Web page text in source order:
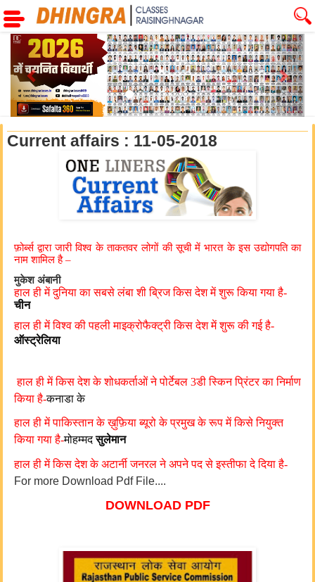
Previous Next
Current affairs : 11-05-2018
फ़ोर्ब्स द्वारा जारी विश्व के ताकतवर लोगों की सूची में भारत के इस उद्योगपति का
नाम शामिल है –
मुकेश अंबानी
हाल ही में दुनिया का सबसे लंबा शी ब्रिज किस देश में शुरू किया गया है-
चीन
हाल ही में विश्व की पहली माइक्रोफैक्ट्री किस देश में शुरू की गई है-
ऑस्ट्रेलिया
हाल ही में किस देश के शोधकर्ताओं ने पोर्टेबल 3डी स्किन प्रिंटर का निर्माण
किया है-कनाडा के
हाल ही में पाकिस्तान के ख़ुफ़िया ब्यूरो के प्रमुख के रूप में किसे नियुक्त
किया गया है-मोहम्मदसुलेमान
हाल ही में किस देश के अटार्नी जनरल ने अपने पद से इस्तीफा दे दिया है-
For more Download Pdf File....
DOWNLOAD PDF